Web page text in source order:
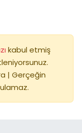
kabul etmiş
| Gerçeğin